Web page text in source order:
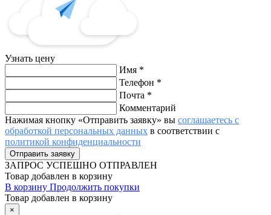
Узнать цену
Имя *
Телефон *
Почта *
Комментарий
Нажимая кнопку «Отправить заявку» вы соглашаетесь с
обработкой персональных данных в соответствии с
политикой конфиденциальности
ЗАПРОС УСПЕШНО ОТПРАВЛЕН
Товар добавлен в корзину
В корзину Продолжить покупки
Товар добавлен в корзину
×